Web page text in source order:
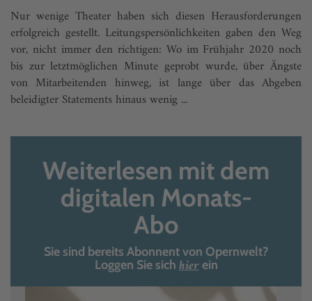
Nur wenige Theater haben sich diesen Herausforderungen
erfolgreich gestellt. Leitungspersönlichkeiten gaben den Weg
vor, nicht immer den richtigen: Wo im Frühjahr 2020 noch
bis zur letztmöglichen Minute geprobt wurde, über Ängste
von Mitarbeitenden hinweg, ist lange über das Abgeben
beleidigter Statements hinaus wenig ...
Weiterlesen mit dem
digitalen Monats-
Abo
Sie sind bereits Abonnent von Opernwelt?
Loggen Sie sich hierein